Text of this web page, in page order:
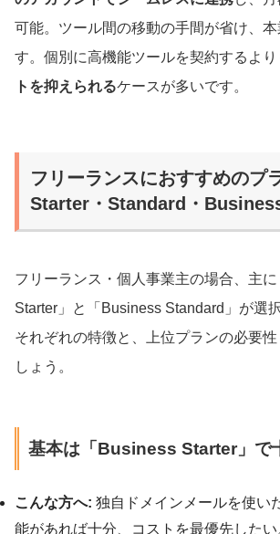
可能。ツール間の移動の手間が省け、本
す。個別に高機能ツールを契約するより
トを抑えられるケースが多いです。
フリーランスにおすすめのプ
Starter・Standard・
フリーランス・個人事業主の場合、主
Starter」と「Business Standard」が選
それぞれの特徴と、上位プランの必要
しょう。
基本は「Business Starter」で
こんな方へ: 独自ドメインメールを使い
能があれば十分、コストを最優先したい